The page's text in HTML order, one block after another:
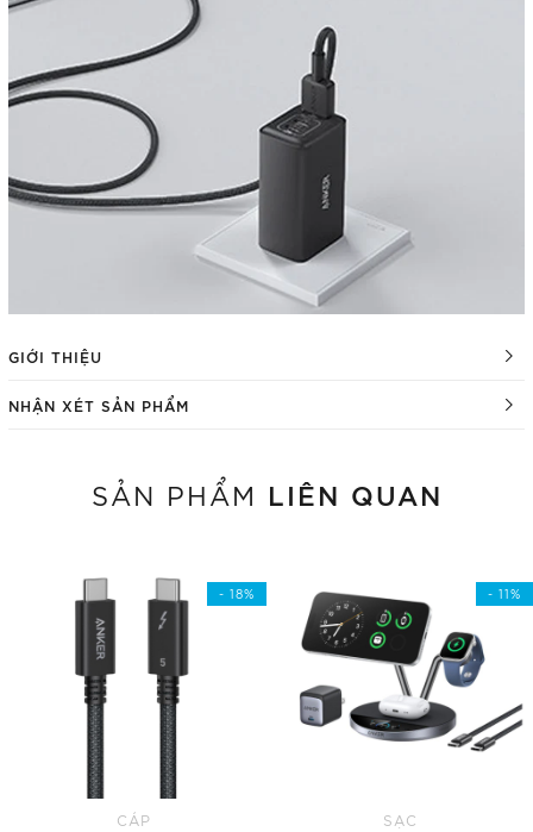
GIỚI THIỆU
NHẬN XÉT SẢN PHẨM
SẢN PHẨM LIÊN QUAN
- 18%
CÁP
- 11%
SẠC